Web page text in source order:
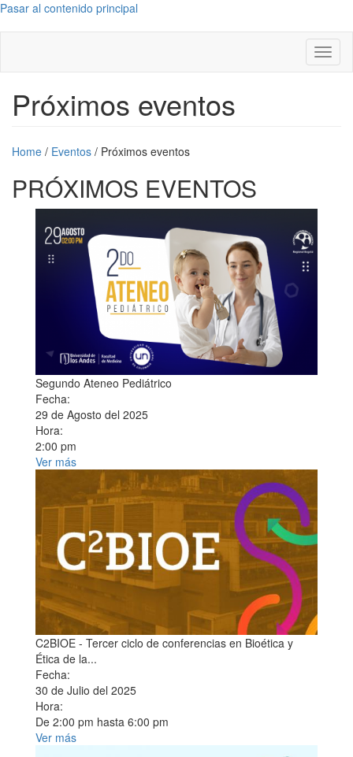
Pasar al contenido principal
Próximos eventos
Home / Eventos / Próximos eventos
PRÓXIMOS EVENTOS
Segundo Ateneo Pediátrico
Fecha:
29 de Agosto del 2025
Hora:
2:00 pm
Ver más
C2BIOE - Tercer ciclo de conferencias en Bioética y
Ética de la...
Fecha:
30 de Julio del 2025
Hora:
De 2:00 pm hasta 6:00 pm
Ver más